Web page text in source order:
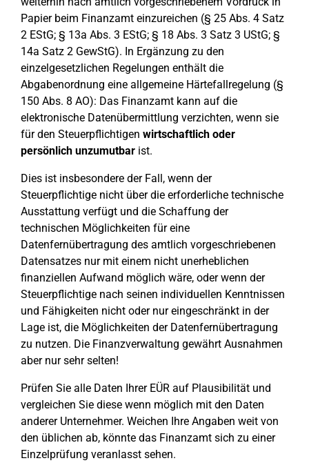
Papier beim Finanzamt einzureichen (§ 25 Abs. 4 Satz
2 EStG; § 13a Abs. 3 EStG; § 18 Abs. 3 Satz 3 UStG; §
14a Satz 2 GewStG). In Ergänzung zu den
einzelgesetzlichen Regelungen enthält die
Abgabenordnung eine allgemeine Härtefallregelung (§
150 Abs. 8 AO): Das Finanzamt kann auf die
elektronische Datenübermittlung verzichten, wenn sie
für den Steuerpflichtigen wirtschaftlich oder
persönlich unzumutbar ist.
Dies ist insbesondere der Fall, wenn der
Steuerpflichtige nicht über die erforderliche technische
Ausstattung verfügt und die Schaffung der
technischen Möglichkeiten für eine
Datenfernübertragung des amtlich vorgeschriebenen
Datensatzes nur mit einem nicht unerheblichen
finanziellen Aufwand möglich wäre, oder wenn der
Steuerpflichtige nach seinen individuellen Kenntnissen
und Fähigkeiten nicht oder nur eingeschränkt in der
Lage ist, die Möglichkeiten der Datenfernübertragung
zu nutzen. Die Finanzverwaltung gewährt Ausnahmen
aber nur sehr selten!
Prüfen Sie alle Daten Ihrer EÜR auf Plausibilität und
vergleichen Sie diese wenn möglich mit den Daten
anderer Unternehmer. Weichen Ihre Angaben weit von
den üblichen ab, könnte das Finanzamt sich zu einer
Einzelprüfung veranlasst sehen.